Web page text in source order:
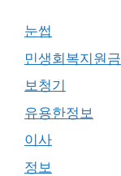
눈썹
민생회복지원금
보청기
유용한정보
이사
정보